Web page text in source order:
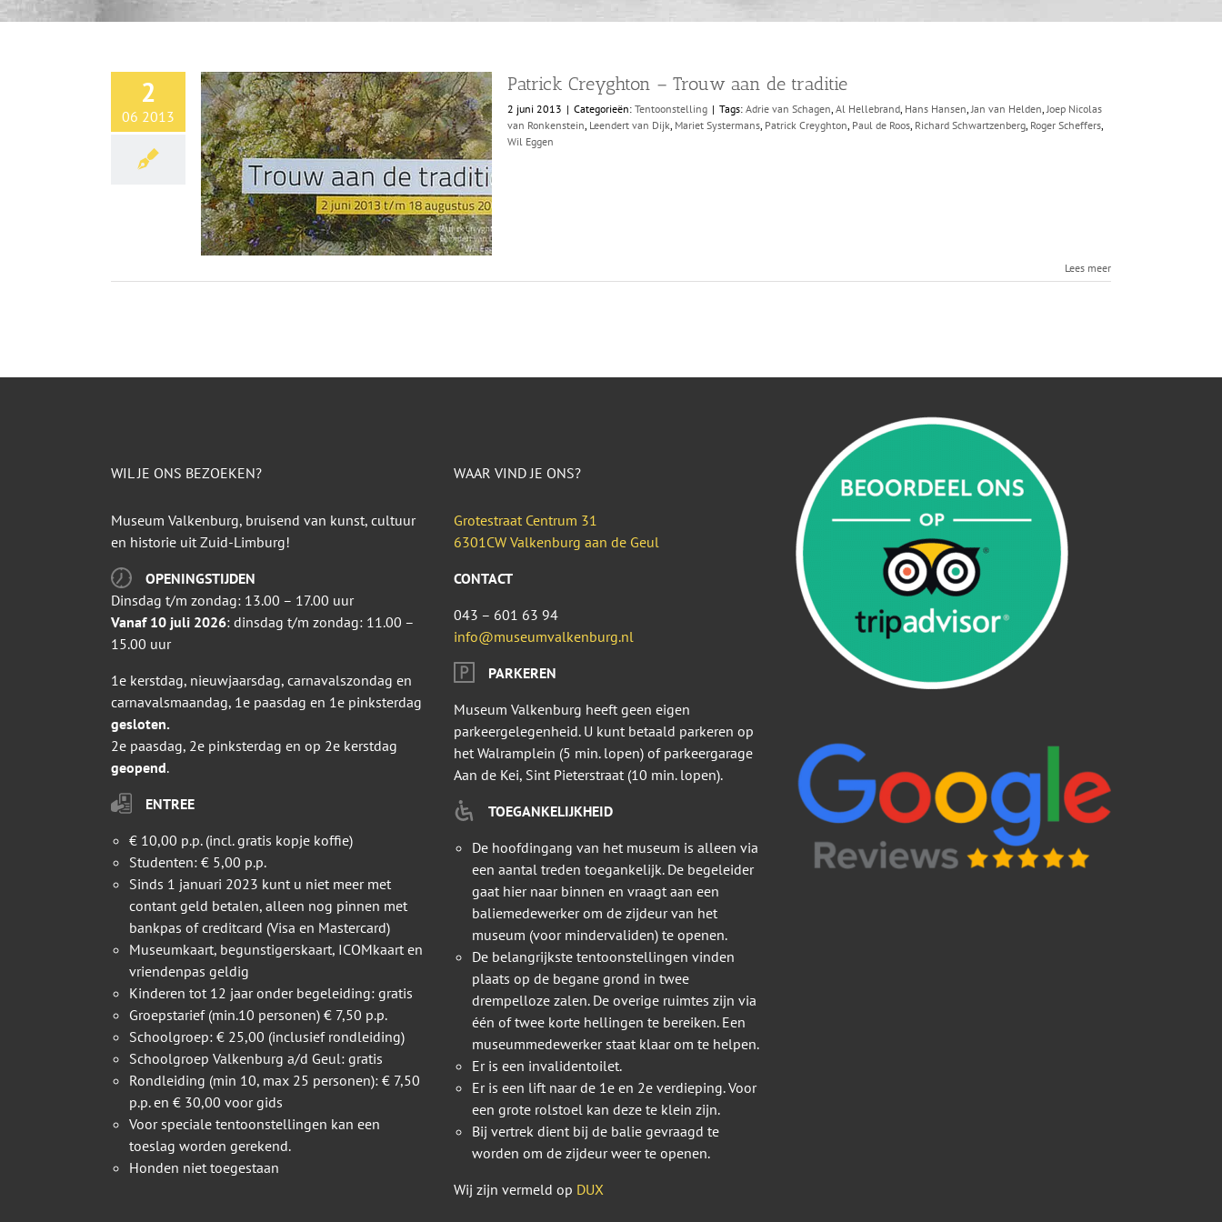
2
06 2013
Patrick Creyghton – Trouw aan de traditie
2 juni 2013 | Categorieën: Tentoonstelling | Tags: Adrie van Schagen Al Hellebrand Hans Hansen Jan van Helden Joep Nicolas
van Ronkenstein Leendert van Dijk Mariet Systermans Patrick Creyghton Paul de Roos Richard Schwartzenberg Roger Scheffers
Wil Eggen
Lees meer
WIL JE ONS BEZOEKEN?
Museum Valkenburg, bruisend van kunst, cultuur
en historie uit Zuid-Limburg!
OPENINGSTIJDEN
Dinsdag t/m zondag: 13.00 – 17.00 uur
Vanaf 10 juli 2026: dinsdag t/m zondag: 11.00 –
15.00 uur
1e kerstdag, nieuwjaarsdag, carnavalszondag en
carnavalsmaandag, 1e paasdag en 1e pinksterdag
gesloten.
2e paasdag, 2e pinksterdag en op 2e kerstdag
geopend.
ENTREE
€ 10,00 p.p. (incl. gratis kopje koffie)
Studenten: € 5,00 p.p.
Sinds 1 januari 2023 kunt u niet meer met
contant geld betalen, alleen nog pinnen met
bankpas of creditcard (Visa en Mastercard)
Museumkaart, begunstigerskaart, ICOMkaart en
vriendenpas geldig
Kinderen tot 12 jaar onder begeleiding: gratis
Groepstarief (min.10 personen) € 7,50 p.p.
Schoolgroep: € 25,00 (inclusief rondleiding)
Schoolgroep Valkenburg a/d Geul: gratis
Rondleiding (min 10, max 25 personen): € 7,50
p.p. en € 30,00 voor gids
Voor speciale tentoonstellingen kan een
toeslag worden gerekend.
Honden niet toegestaan
WAAR VIND JE ONS?
Grotestraat Centrum 31
6301CW Valkenburg aan de Geul
CONTACT
043 – 601 63 94
info@museumvalkenburg.nl
PARKEREN
Museum Valkenburg heeft geen eigen
parkeergelegenheid. U kunt betaald parkeren op
het Walramplein (5 min. lopen) of parkeergarage
Aan de Kei, Sint Pieterstraat (10 min. lopen).
TOEGANKELIJKHEID
De hoofdingang van het museum is alleen via
een aantal treden toegankelijk. De begeleider
gaat hier naar binnen en vraagt aan een
baliemedewerker om de zijdeur van het
museum (voor mindervaliden) te openen.
De belangrijkste tentoonstellingen vinden
plaats op de begane grond in twee
drempelloze zalen. De overige ruimtes zijn via
één of twee korte hellingen te bereiken. Een
museummedewerker staat klaar om te helpen.
Er is een invalidentoilet.
Er is een lift naar de 1e en 2e verdieping. Voor
een grote rolstoel kan deze te klein zijn.
Bij vertrek dient bij de balie gevraagd te
worden om de zijdeur weer te openen.
Wij zijn vermeld op DUX